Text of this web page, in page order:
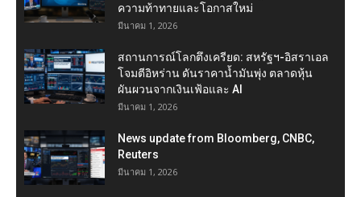
ความท้าทายและโอกาสใหม่
มีนาคม 1, 2026
สถานการณ์โลกตึงเครียด: สหรัฐฯ-อิสราเอล
โจมตีอิหร่าน ดันราคาน้ำมันพุ่ง ตลาดหุ้น
ผันผวนจากเงินเฟ้อและ AI
มีนาคม 1, 2026
News update from Bloomberg, CNBC,
Reuters
มีนาคม 1, 2026